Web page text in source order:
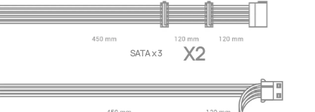
SATA x 3 X2